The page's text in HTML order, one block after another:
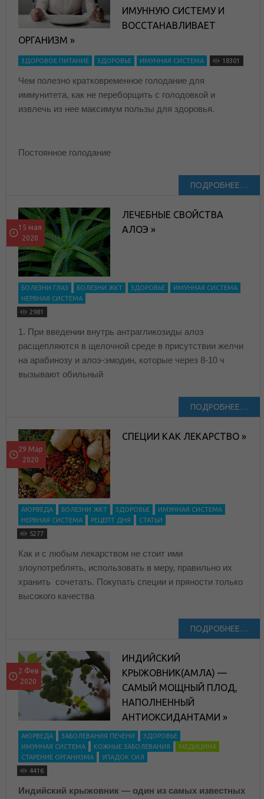
ИМУННУЮ СИСТЕМУ И
ВОССТАНАВЛИВАЕТ
ОРГАНИЗМ »
ЗДОРОВОЕ ПИТАНИЕ ЗДОРОВЬЕ ИМУННАЯ СИСТЕМА 18301
Чем полезно кратковременное голодание для
иммунитета, как не переборщить с голодовкой и
извлечь из нее максимум пользы для здоровья.
Постоянное голодание
ПОДРОБНЕЕ…
15 мая
2020
ЛЕЧЕБНЫЕ СВОЙСТВА
АЛОЭ »
БОЛЕЗНИ ГЛАЗ БОЛЕЗНИ ЖКТ ЗДОРОВЬЕ
ИМУННАЯ СИСТЕМА
НЕРВНАЯ СИСТЕМА
2981
1. При введении внутрь антрагликозиды алоэ
расщепляются в щелочной среде в присутствии желчи
на арабинозу и алоэ-эмодин, которые через 8-10 ч
вызывают обильный
ПОДРОБНЕЕ…
29 Мар
2020
СПЕЦИИ КАК ЛЕКАРСТВО »
АЮРВЕДА БОЛЕЗНИ ЖКТ ЗДОРОВЬЕ
ИМУННАЯ СИСТЕМА
НЕРВНАЯ СИСТЕМА
РЕЦЕПТ ДНЯ
СТАТЬИ
5277
Как и с любым лекарством не стоит ими
злоупотреблять, использовать в меру, правильно их
хранить сочетать. Покупать специи и пряности только
высокого качества
ПОДРОБНЕЕ…
2 Фев
2020
ИНДИЙСКИЙ
КРЫЖОВНИК(АМЛА) —
САМЫЙ МОЩНЫЙ ПЛОД,
НАПОЛНЕННЫЙ
АНТИОКСИДАНТАМИ »
АЮРВЕДА ЗАБОЛЕВАНИЯ ПЕЧЕНИ
ЗДОРОВЬЕ
ИМУННАЯ СИСТЕМА
КОЖНЫЕ ЗАБОЛЕВАНИЯ
МЕДИЦИНА
СТАРЕНИЕ ОРГАНИЗМА
УПАДОК СИЛ
4416
Индийский крыжовник — один из самых известных